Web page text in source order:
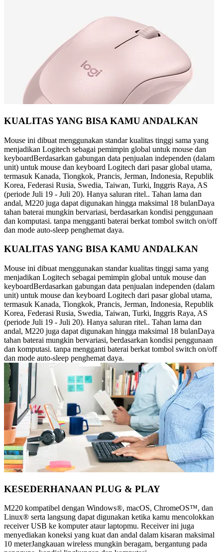
KUALITAS YANG BISA KAMU ANDALKAN
Mouse ini dibuat menggunakan standar kualitas tinggi sama yang
menjadikan Logitech sebagai pemimpin global untuk mouse dan
keyboardBerdasarkan gabungan data penjualan independen (dalam
unit) untuk mouse dan keyboard Logitech dari pasar global utama,
termasuk Kanada, Tiongkok, Prancis, Jerman, Indonesia, Republik
Korea, Federasi Rusia, Swedia, Taiwan, Turki, Inggris Raya, AS
(periode Juli 19 - Juli 20). Hanya saluran ritel.. Tahan lama dan
andal, M220 juga dapat digunakan hingga maksimal 18 bulanDaya
tahan baterai mungkin bervariasi, berdasarkan kondisi penggunaan
dan komputasi. tanpa mengganti baterai berkat tombol switch on/off
dan mode auto-sleep penghemat daya.
KUALITAS YANG BISA KAMU ANDALKAN
Mouse ini dibuat menggunakan standar kualitas tinggi sama yang
menjadikan Logitech sebagai pemimpin global untuk mouse dan
keyboardBerdasarkan gabungan data penjualan independen (dalam
unit) untuk mouse dan keyboard Logitech dari pasar global utama,
termasuk Kanada, Tiongkok, Prancis, Jerman, Indonesia, Republik
Korea, Federasi Rusia, Swedia, Taiwan, Turki, Inggris Raya, AS
(periode Juli 19 - Juli 20). Hanya saluran ritel.. Tahan lama dan
andal, M220 juga dapat digunakan hingga maksimal 18 bulanDaya
tahan baterai mungkin bervariasi, berdasarkan kondisi penggunaan
dan komputasi. tanpa mengganti baterai berkat tombol switch on/off
dan mode auto-sleep penghemat daya.
KESEDERHANAAN PLUG & PLAY
M220 kompatibel dengan Windows®, macOS, ChromeOS™, dan
Linux® serta langsung dapat digunakan ketika kamu mencolokkan
receiver USB ke komputer ataur laptopmu. Receiver ini juga
menyediakan koneksi yang kuat dan andal dalam kisaran maksimal
10 meterJangkauan wireless mungkin beragam, bergantung pada